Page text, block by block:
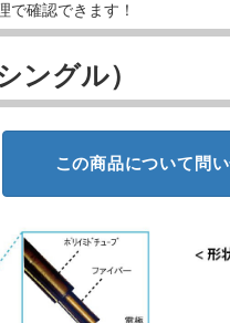
で確認できます！
ングル）
この商品について問